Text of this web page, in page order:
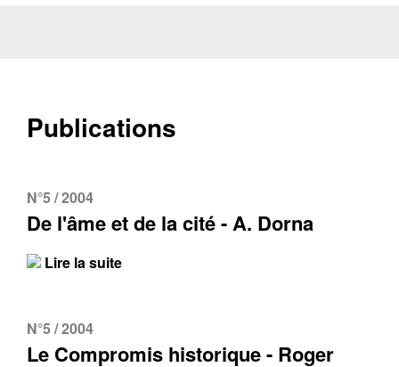
Publications
N°5 / 2004
De l'âme et de la cité - A. Dorna
Lire la suite
N°5 / 2004
Le Compromis historique - Roger